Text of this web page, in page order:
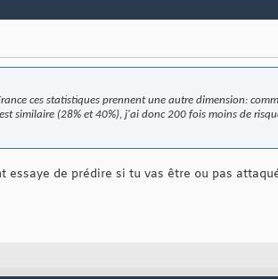
ces statistiques prennent une autre dimension:
similaire (28% et 40%), j'ai donc 200 fois moins de
essaye de prédire si tu vas être ou pas